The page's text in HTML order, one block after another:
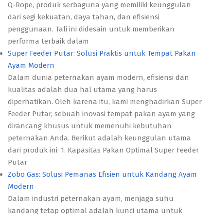
Q-Rope, produk serbaguna yang memiliki keunggulan
dari segi kekuatan, daya tahan, dan efisiensi
penggunaan. Tali ini didesain untuk memberikan
performa terbaik dalam
Super Feeder Putar: Solusi Praktis untuk Tempat Pakan
Ayam Modern
Dalam dunia peternakan ayam modern, efisiensi dan
kualitas adalah dua hal utama yang harus
diperhatikan. Oleh karena itu, kami menghadirkan Super
Feeder Putar, sebuah inovasi tempat pakan ayam yang
dirancang khusus untuk memenuhi kebutuhan
peternakan Anda. Berikut adalah keunggulan utama
dari produk ini: 1. Kapasitas Pakan Optimal Super Feeder
Putar
Zobo Gas: Solusi Pemanas Efisien untuk Kandang Ayam
Modern
Dalam industri peternakan ayam, menjaga suhu
kandang tetap optimal adalah kunci utama untuk